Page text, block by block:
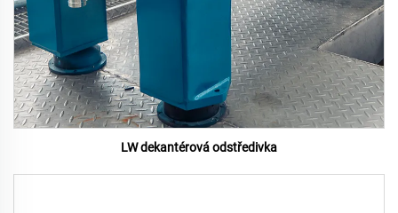
LW dekantérová odstředivka